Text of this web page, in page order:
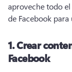
aproveche todo
de Facebook para
1. Crear
Facebook